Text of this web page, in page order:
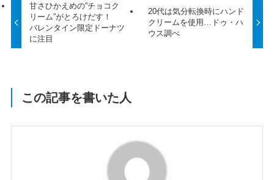
甘さひかえめの“チョコク
リーム”がとろけだす！
バレンタイン限定ドーナツ
に注目
20代は気分転換時にハンド
クリームを使用…ドゥ・ハ
ウス調べ
この記事を書いた人